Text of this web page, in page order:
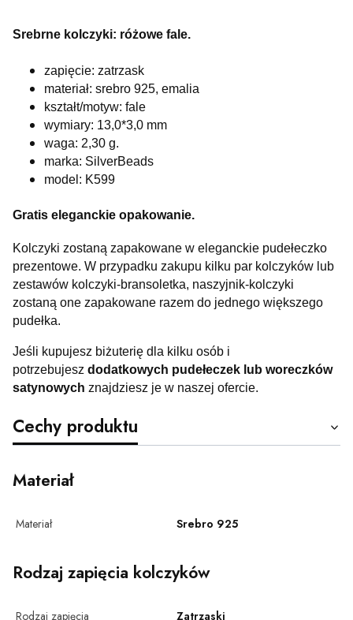
Srebrne kolczyki: różowe fale.
zapięcie: zatrzask
materiał: srebro 925, emalia
kształt/motyw: fale
wymiary: 13,0*3,0 mm
waga: 2,30 g.
marka: SilverBeads
model: K599
Gratis eleganckie opakowanie.
Kolczyki zostaną zapakowane w eleganckie pudełeczko
prezentowe. W przypadku zakupu kilku par kolczyków lub
zestawów kolczyki-bransoletka, naszyjnik-kolczyki
zostaną one zapakowane razem do jednego większego
pudełka.
Jeśli kupujesz biżuterię dla kilku osób i
potrzebujesz dodatkowych pudełeczek lub woreczków
satynowych znajdziesz je w naszej ofercie.
Cechy produktu
Materiał
Materiał Srebro 925
Rodzaj zapięcia kolczyków
Rodzaj zapięcia Zatrzaski